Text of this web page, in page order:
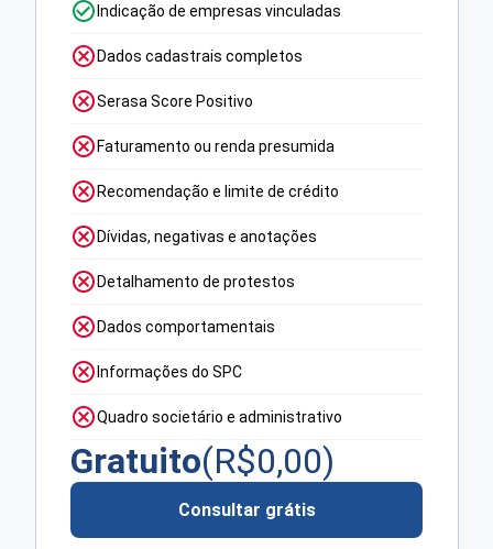
Indicação de empresas vinculadas
Dados cadastrais completos
Serasa Score Positivo
Faturamento ou renda presumida
Recomendação e limite de crédito
Dívidas, negativas e anotações
Detalhamento de protestos
Dados comportamentais
Informações do SPC
Quadro societário e administrativo
Gratuito(R$0,00)
Consultar grátis